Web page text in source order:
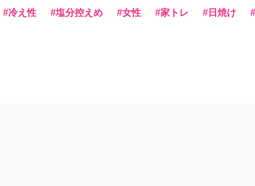
冷え性 塩分控えめ 女性 家トレ 日焼け